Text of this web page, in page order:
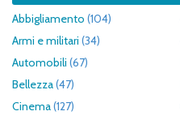
Abbigliamento (104)
Armi e militari (34)
Automobili (67)
Bellezza(47)
Cinema(127)